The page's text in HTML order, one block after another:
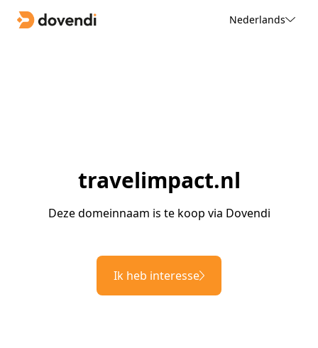
Nederlands
travelimpact.nl
Deze domeinnaam is te koop via Dovendi
Ik heb interesse